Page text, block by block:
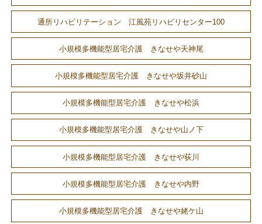
通所リハビリテーション 江風苑リハビリセンター100
小規模多機能型居宅介護 きなせや天神尾
小規模多機能型居宅介護 きなせや坂井砂山
小規模多機能型居宅介護 きなせや松浜
小規模多機能型居宅介護 きなせや山ノ下
小規模多機能型居宅介護 きなせや荻川
小規模多機能型居宅介護 きなせや内野
小規模多機能型居宅介護 きなせや姥ケ山